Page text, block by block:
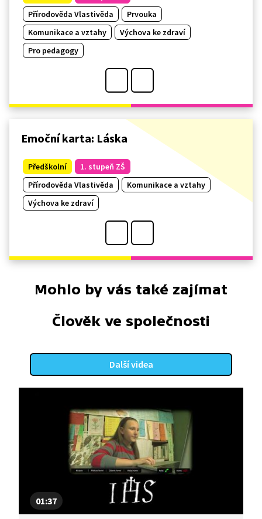
Přírodověda Vlastivěda
Prvouka
Komunikace a vztahy
Výchova ke zdraví
Pro pedagogy
Emoční karta: Láska
Předškolní
1. stupeň ZŠ
Přírodověda Vlastivěda
Komunikace a vztahy
Výchova ke zdraví
Mohlo by vás také zajímat
Člověk ve společnosti
Další videa
01:37